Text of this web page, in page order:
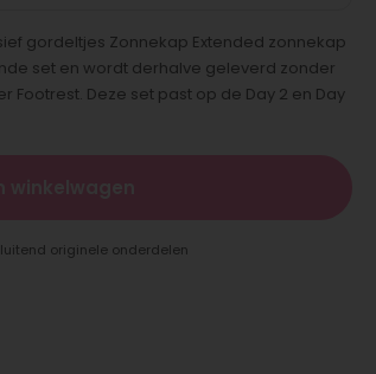
gordeltjes Zonnekap Extended zonnekap
set en wordt derhalve geleverd zonder
Deze set past op de Day 2 en Day
originele onderdelen